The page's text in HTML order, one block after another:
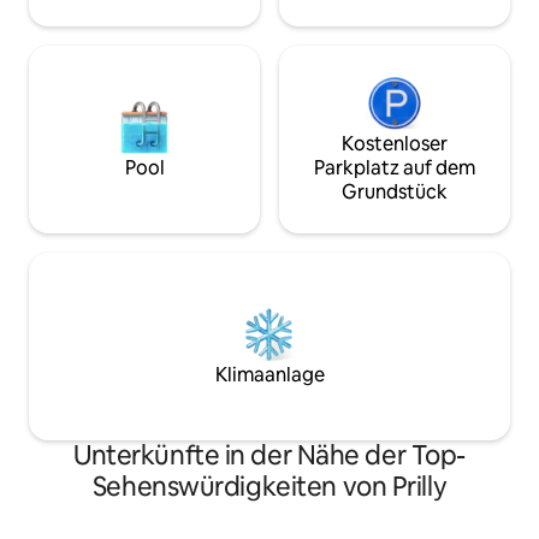
Pool
Kostenloser
Parkplatz auf dem
Grundstück
Klimaanlage
Unterkünfte in der Nähe der Top-
Sehenswürdigkeiten von Prilly